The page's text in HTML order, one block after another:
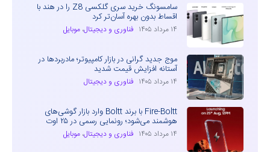
سامسونگ خرید سری گلکسی Z8 را در هند با
اقساط بدون بهره آسان‌تر کرد
۱۴ مرداد ۱۴۰۵ فناوری و دیجیتال، موبایل
موج جدید گرانی در بازار کامپیوتر؛ مادربردها در
آستانه افزایش قیمت شدید
۱۴ مرداد ۱۴۰۵ فناوری و دیجیتال
Fire-Boltt با برند Boltt وارد بازار گوشی‌های
هوشمند می‌شود؛ رونمایی رسمی در ۲۵ اوت
۱۴ مرداد ۱۴۰۵ فناوری و دیجیتال، موبایل